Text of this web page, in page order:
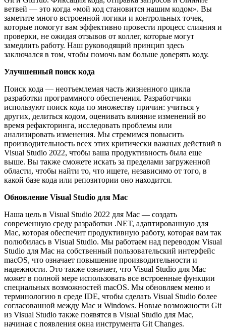
ветвей — это когда «мой код становится нашим кодом». Вы
заметите много встроенной логики и контрольных точек,
которые помогут вам эффективно провести процесс слияния и
проверки, не ожидая отзывов от коллег, которые могут
замедлить работу. Наш руководящий принцип здесь
заключался в том, чтобы помочь вам больше доверять коду.
Улучшенный поиск кода
Поиск кода — неотъемлемая часть жизненного цикла
разработки программного обеспечения. Разработчики
используют поиск кода по множеству причин: учиться у
других, делиться кодом, оценивать влияние изменений во
время рефакторинга, исследовать проблемы или
анализировать изменения. Мы стремимся повысить
производительность всех этих критически важных действий в
Visual Studio 2022, чтобы ваша продуктивность была еще
выше. Вы также сможете искать за пределами загруженной
области, чтобы найти то, что ищете, независимо от того, в
какой базе кода или репозитории оно находится.
Обновление Visual Studio для Mac
Наша цель в Visual Studio 2022 для Mac — создать
современную среду разработки .NET, адаптированную для
Mac, которая обеспечит продуктивную работу, которая вам так
полюбилась в Visual Studio. Мы работаем над переводом Visual
Studio для Mac на собственный пользовательский интерфейс
macOS, что означает повышение производительности и
надежности. Это также означает, что Visual Studio для Mac
может в полной мере использовать все встроенные функции
специальных возможностей macOS. Мы обновляем меню и
терминологию в среде IDE, чтобы сделать Visual Studio более
согласованной между Mac и Windows. Новые возможности Git
из Visual Studio также появятся в Visual Studio для Mac,
начиная с появления окна инструмента Git Changes.